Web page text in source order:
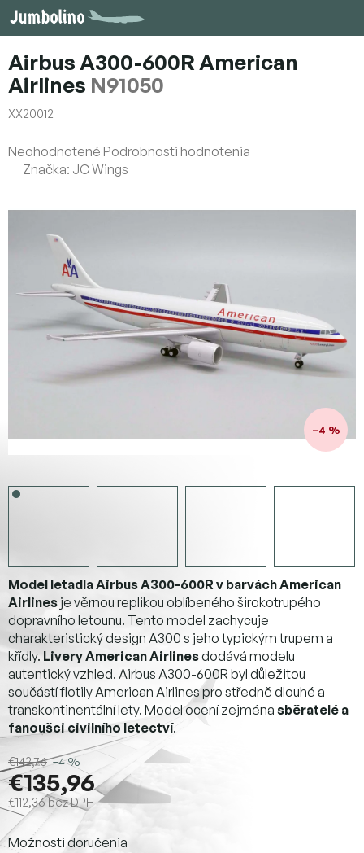
Prejsť
na
Airbus A300-600R American
Airlines N91050
XX20012
Priemerné
hodnotenie
hviezdičiek.
Neohodnotené Podrobnosti hodnotenia
Značka: JC Wings
–4 %
€142,76 –4 %
€135,96
€112,36 bez DPH
Jednotková
cena:
Možnosti doručenia
Model letadla Airbus A300-600R v barvách American
Airlines je věrnou replikou oblíbeného širokotrupého
dopravního letounu. Tento model zachycuje
charakteristický design A300 s jeho typickým trupem a
křídly. Livery American Airlinesdodává modelu
autentický vzhled. Airbus A300-600R byl důležitou
součástí flotily American Airlines pro středně dlouhé a
transkontinentální lety. Model ocení zejména sběratelé a
fanoušci civilního letectví.